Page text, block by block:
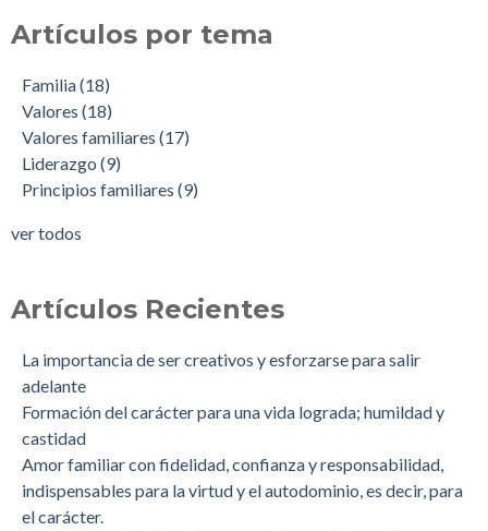
Artículos por tema
Familia(18)
Valores (18)
Valores familiares (17)
Liderazgo (9)
Principios familiares (9)
ver todos
Artículos Recientes
La importancia de ser creativos y esforzarse para salir
adelante
Formación del carácter para una vida lograda; humildad y
castidad
Amor familiar con fidelidad, confianza y responsabilidad,
indispensables para la virtud y el autodominio, es decir, para
el carácter.